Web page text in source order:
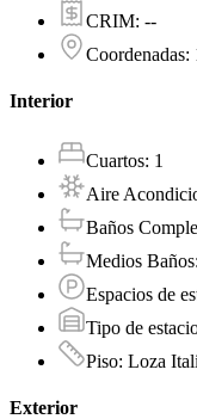
CRIM: --
Coordenadas:
Interior
Cuartos: 1
Aire
Baños
Medios Baños:
Espacios de
Tipo de
Piso: Loza
Exterior